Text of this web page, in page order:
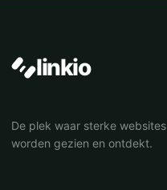
linkio
De plek waar sterke websites
worden gezien en ontdekt.